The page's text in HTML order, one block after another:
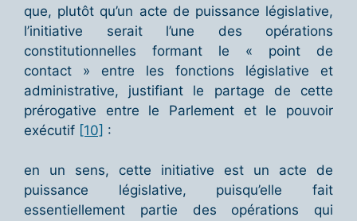
que, plutôt qu’un acte de puissance législative,
l’initiative serait l’une des opérations
constitutionnelles formant le « point de
contact » entre les fonctions législative et
administrative, justifiant le partage de cette
prérogative entre le Parlement et le pouvoir
exécutif [10] :
en un sens, cette initiative est un acte de
puissance législative, puisqu’elle fait
essentiellement partie des opérations qui